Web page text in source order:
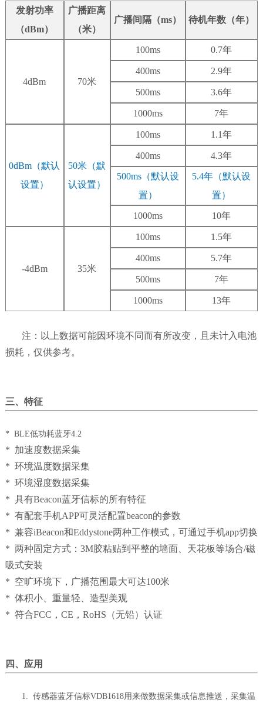
发射功率
（dBm）
广播距离
（米）
广播间隔（ms） 待机年数（年）
4dBm 70米
100ms 0.7年
400ms 2.9年
500ms 3.6年
1000ms 7年
0dBm（默认
设置）
50米（默
认设置）
100ms 1.1年
400ms 4.3年
500ms（默认设
置）
5.4年（默认设
置）
1000ms 10年
-4dBm 35米
100ms 1.5年
400ms 5.7年
500ms 7年
1000ms 13年
注：以上数据可能因环境不同而有所改变，且未计入电池
损耗，仅供参考。
三、特征
* BLE低功耗蓝牙4.2
* 加速度数据采集
* 环境温度数据采集
* 环境湿度数据采集
* 具有Beacon蓝牙信标的所有特征
* 有配套手机APP可灵活配置beacon的参数
* 兼容iBeacon和Eddystone两种工作模式，可通过手机app切换
* 两种固定方式：3M胶粘贴到平整的墙面、天花板等场合/磁
吸式安装
* 空旷环境下，广播范围最大可达100米
* 体积小、重量轻、造型美观
* 符合FCC，CE，RoHS（无铅）认证
四、 应用
1. 传感器蓝牙信标VDB1618用来做数据采集或信息推送，采集温